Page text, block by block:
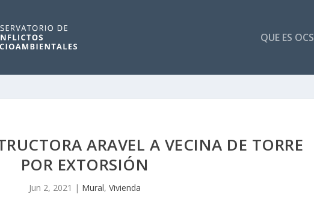
QUE ES
ARAVEL A VECINA DE TORRE
POR EXTORSIÓN
Jun 2, 2021 | Mural, Vivienda